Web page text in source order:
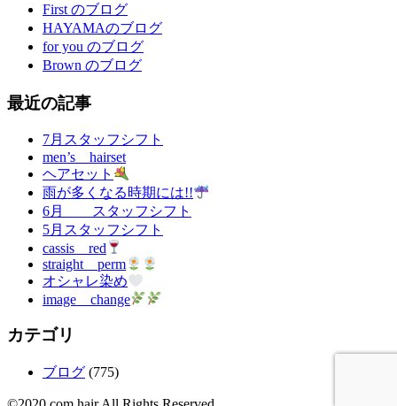
First のブログ
HAYAMAのブログ
for you のブログ
Brown のブログ
最近の記事
7月スタッフシフト
men’s hairset
ヘアセット
雨が多くなる時期には!!
6月 スタッフシフト
5月スタッフシフト
cassis red
straight perm
オシャレ染め
image change
カテゴリ
ブログ (775)